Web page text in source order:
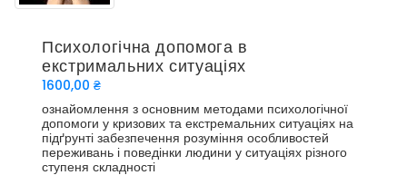
Психологічна допомога в
екстримальних ситуаціях
1600,00 ₴
ознайомлення з основним методами психологічної
допомоги у кризових та екстремальних ситуаціях на
підґрунті забезпечення розуміння особливостей
переживань і поведінки людини у ситуаціях різного
ступеня складності